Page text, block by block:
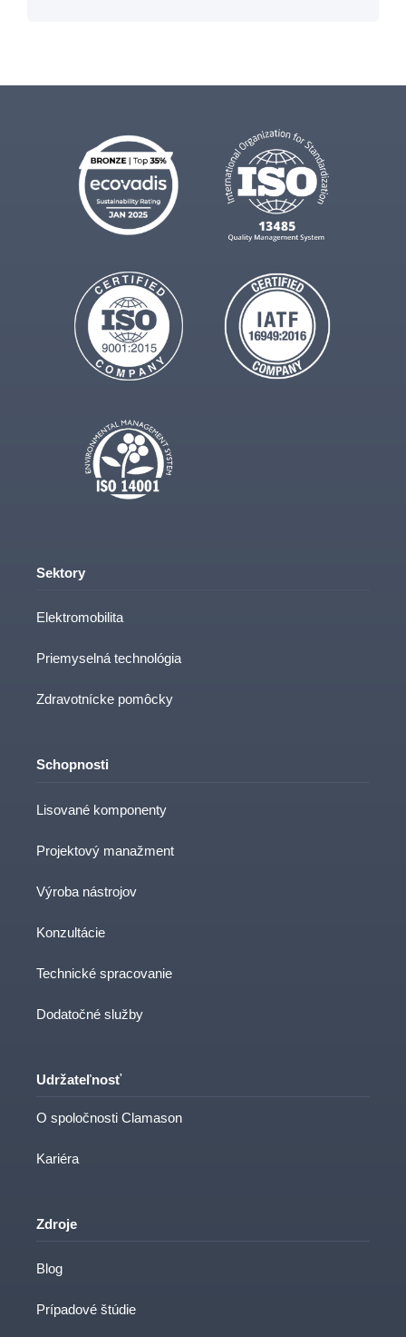
Sektory
Elektromobilita
Priemyselná technológia
Zdravotnícke pomôcky
Schopnosti
Lisované komponenty
Projektový manažment
Výroba nástrojov
Konzultácie
Technické spracovanie
Dodatočné služby
Udržateľnosť
O spoločnosti Clamason
Kariéra
Zdroje
Blog
Prípadové štúdie